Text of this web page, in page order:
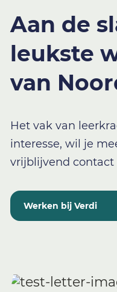
Aan de
leukste
van
Het vak van
interesse, wil je
vrijblijvend contact
Werken bij Verdi